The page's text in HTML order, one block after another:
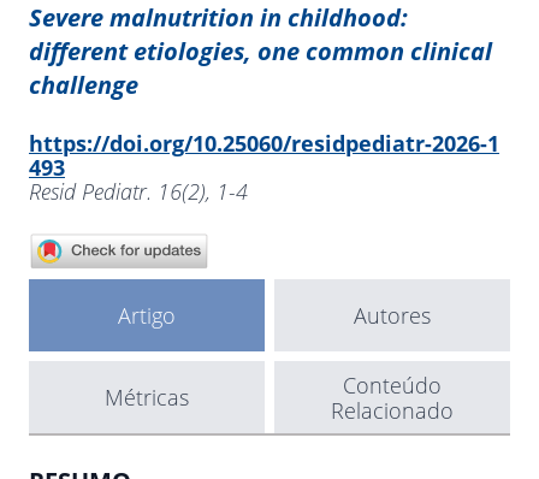
Severe malnutrition in childhood:
different etiologies, one common clinical
challenge
https://doi.org/10.25060/residpediatr-2026-1
493
Resid Pediatr. 16(2), 1-4
Artigo Autores
Métricas
Conteúdo
Relacionado